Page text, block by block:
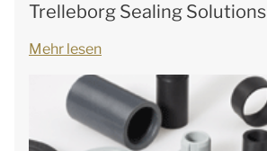
Trelleborg Sealing Solutions
Mehr lesen